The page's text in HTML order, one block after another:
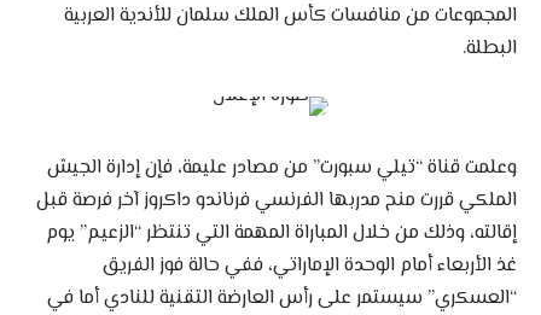
المجموعات من منافسات كأس الملك سلمان للأندية العربية
البطلة.
وعلمت قناة “تيلي سبورت” من مصادر عليمة، فإن إدارة الجيش
الملكي قررت منح مدربها الفرنسي فرناندو داكروز آخر فرصة قبل
إقالته، وذلك من خلال المباراة المهمة التي تنتظر “الزعيم” يوم
غذ الأربعاء أمام الوحدة الإماراتي، ففي حالة فوز الفريق
“العسكري” سيستمر على رأس العارضة التقنية للنادي أما في